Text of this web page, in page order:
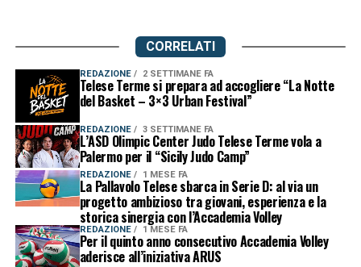
CORRELATI
REDAZIONE 2 SETTIMANE FA
Telese Terme si prepara ad accogliere “La Notte
del Basket – 3×3 Urban Festival”
REDAZIONE 3 SETTIMANE FA
L’ASD Olimpic Center Judo Telese Terme vola a
Palermo per il “Sicily Judo Camp”
REDAZIONE 1 MESE FA
La Pallavolo Telese sbarca in Serie D: al via un
progetto ambizioso tra giovani, esperienza e la
storica sinergia con l’Accademia Volley
REDAZIONE 1 MESE FA
Per il quinto anno consecutivo Accademia Volley
aderisce all’iniziativa ARUS